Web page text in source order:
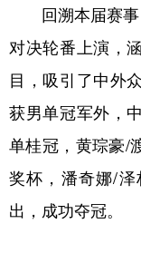
回溯本届赛事
对决轮番上演，
目，吸引了中外
获男单冠军外，
单桂冠，黄琮豪/
奖杯，潘奇娜/
出，成功夺冠。​